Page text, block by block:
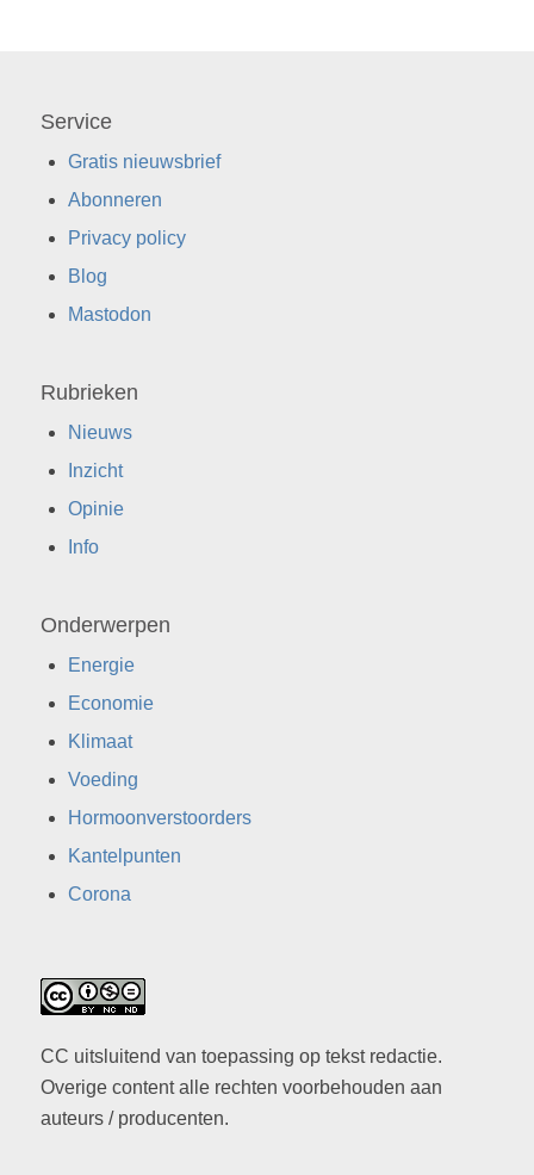
Service
Gratis nieuwsbrief
Abonneren
Privacy policy
Blog
Mastodon
Rubrieken
Nieuws
Inzicht
Opinie
Info
Onderwerpen
Energie
Economie
Klimaat
Voeding
Hormoonverstoorders
Kantelpunten
Corona
CC uitsluitend van toepassing op tekst redactie.
Overige content alle rechten voorbehouden aan
auteurs / producenten.